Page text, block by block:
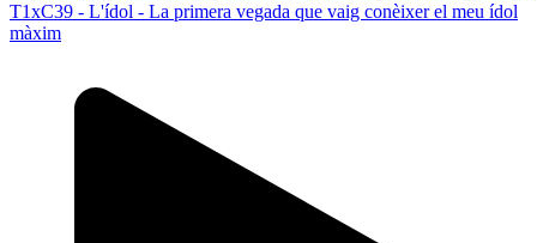
T1xC39 - L'ídol - La primera vegada que vaig conèixer el meu ídol
màxim